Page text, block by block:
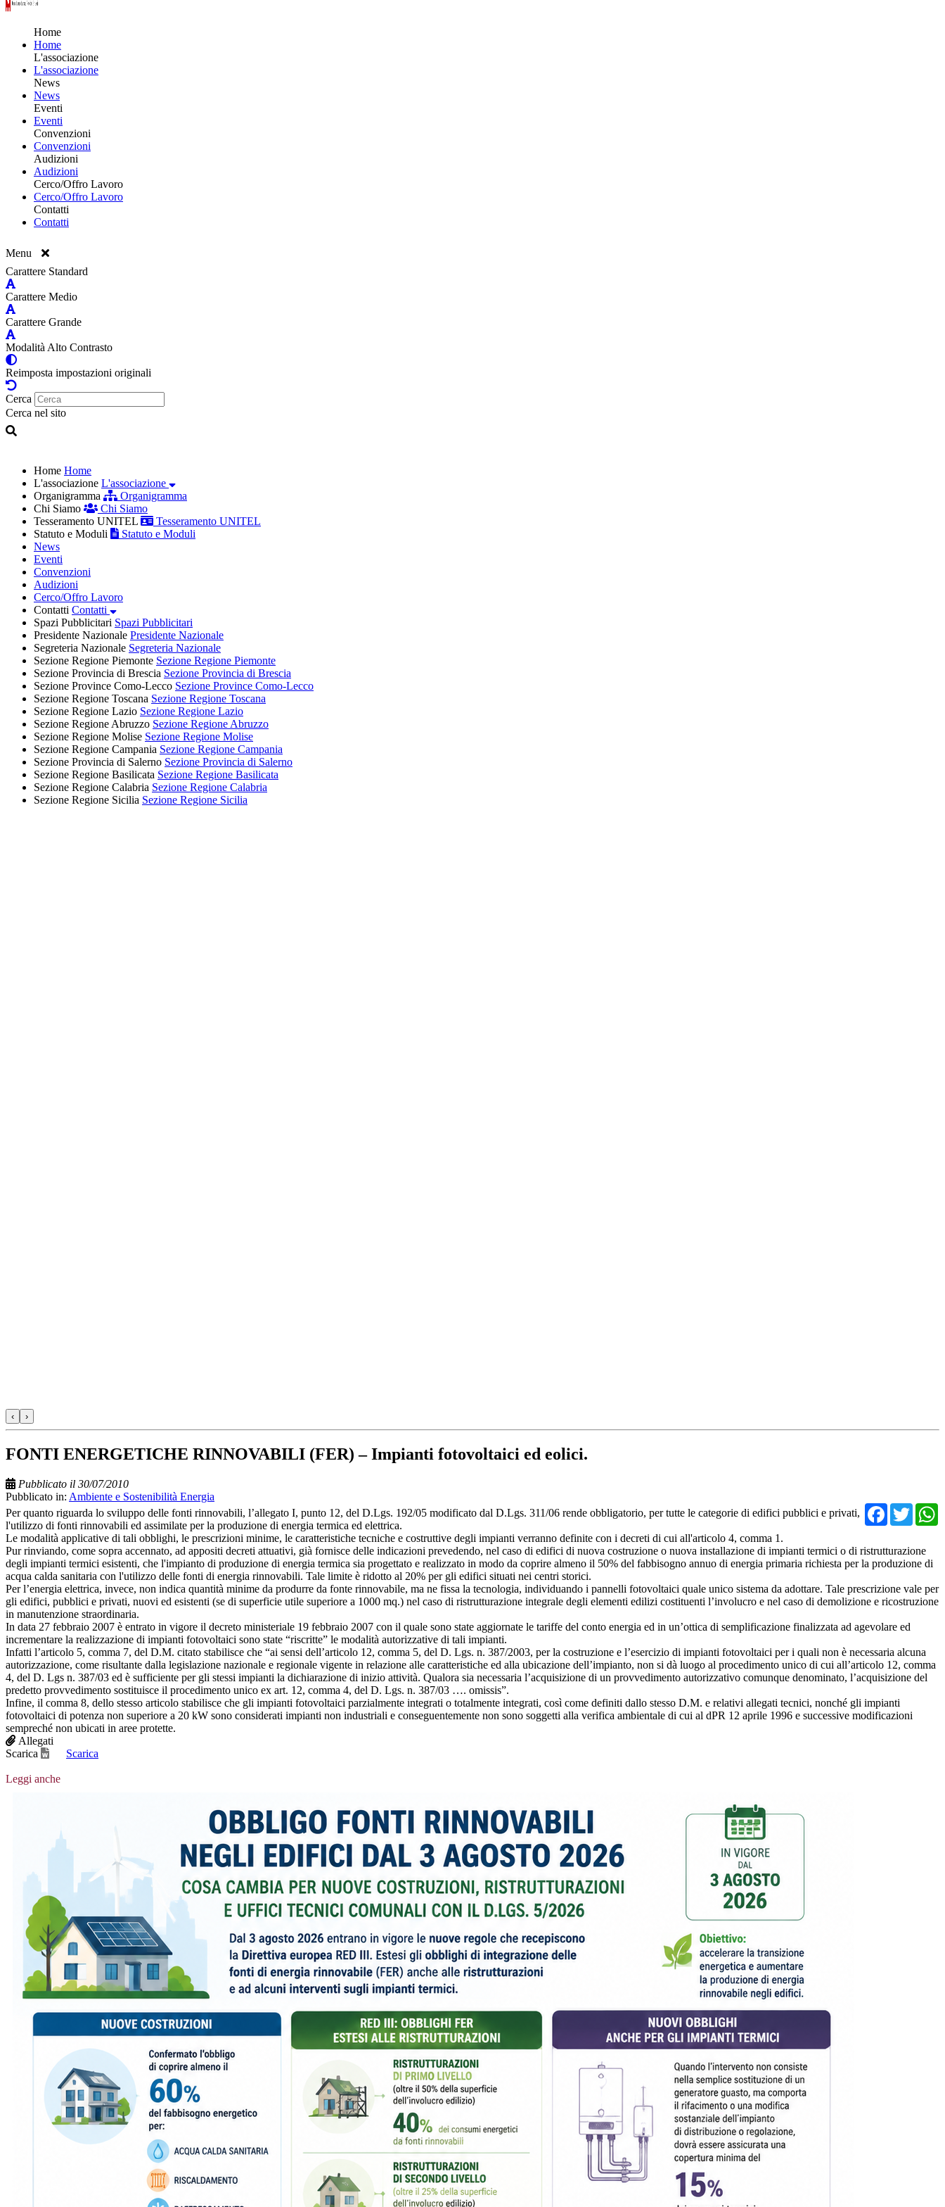
Home
Home
L'associazione
L'associazione
News
News
Eventi
Eventi
Convenzioni
Convenzioni
Audizioni
Audizioni
Cerco/Offro Lavoro
Cerco/Offro Lavoro
Contatti
Contatti
Menu
Carattere Standard
Carattere Medio
Carattere Grande
Modalità Alto Contrasto
Reimposta impostazioni originali
Cerca
Cerca nel sito
Home Home
L'associazione L'associazione
Organigramma
Organigramma
Chi Siamo
Chi Siamo
Tesseramento UNITEL
Tesseramento UNITEL
Statuto e Moduli
Statuto e Moduli
News
Eventi
Convenzioni
Audizioni
Cerco/Offro Lavoro
Contatti Contatti
Spazi Pubblicitari Spazi Pubblicitari
Presidente Nazionale Presidente Nazionale
Segreteria Nazionale Segreteria Nazionale
Sezione Regione Piemonte Sezione Regione Piemonte
Sezione Provincia di Brescia Sezione Provincia di Brescia
Sezione Province Como-Lecco Sezione Province Como-Lecco
Sezione Regione Toscana Sezione Regione Toscana
Sezione Regione Lazio Sezione Regione Lazio
Sezione Regione Abruzzo Sezione Regione Abruzzo
Sezione Regione Molise Sezione Regione Molise
Sezione Regione Campania Sezione Regione Campania
Sezione Provincia di Salerno Sezione Provincia di Salerno
Sezione Regione Basilicata Sezione Regione Basilicata
Sezione Regione Calabria Sezione Regione Calabria
Sezione Regione Sicilia Sezione Regione Sicilia
‹ ›
FONTI ENERGETICHE RINNOVABILI (FER) – Impianti fotovoltaici ed eolici.
Pubblicato il 30/07/2010
Pubblicato in: Ambiente e Sostenibilità Energia
Per quanto riguarda lo sviluppo delle fonti rinnovabili, l’allegato I, punto 12, del D.Lgs. 192/05 modificato dal D.Lgs. 311/06 rende obbligatorio, per tutte le categorie di edifici pubblici e privati,
l'utilizzo di fonti rinnovabili ed assimilate per la produzione di energia termica ed elettrica.
Le modalità applicative di tali obblighi, le prescrizioni minime, le caratteristiche tecniche e costruttive degli impianti verranno definite con i decreti di cui all'articolo 4, comma 1.
Pur rinviando, come sopra accennato, ad appositi decreti attuativi, già fornisce delle indicazioni prevedendo, nel caso di edifici di nuova costruzione o nuova installazione di impianti termici o di ristrutturazione
degli impianti termici esistenti, che l'impianto di produzione di energia termica sia progettato e realizzato in modo da coprire almeno il 50% del fabbisogno annuo di energia primaria richiesta per la produzione di
acqua calda sanitaria con l'utilizzo delle fonti di energia rinnovabili. Tale limite è ridotto al 20% per gli edifici situati nei centri storici.
Per l’energia elettrica, invece, non indica quantità minime da produrre da fonte rinnovabile, ma ne fissa la tecnologia, individuando i pannelli fotovoltaici quale unico sistema da adottare. Tale prescrizione vale per
gli edifici, pubblici e privati, nuovi ed esistenti (se di superficie utile superiore a 1000 mq.) nel caso di ristrutturazione integrale degli elementi edilizi costituenti l’involucro e nel caso di demolizione e ricostruzione
in manutenzione straordinaria.
In data 27 febbraio 2007 è entrato in vigore il decreto ministeriale 19 febbraio 2007 con il quale sono state aggiornate le tariffe del conto energia ed in un’ottica di semplificazione finalizzata ad agevolare ed
incrementare la realizzazione di impianti fotovoltaici sono state “riscritte” le modalità autorizzative di tali impianti.
Infatti l’articolo 5, comma 7, del D.M. citato stabilisce che “ai sensi dell’articolo 12, comma 5, del D. Lgs. n. 387/2003, per la costruzione e l’esercizio di impianti fotovoltaici per i quali non è necessaria alcuna
autorizzazione, come risultante dalla legislazione nazionale e regionale vigente in relazione alle caratteristiche ed alla ubicazione dell’impianto, non si dà luogo al procedimento unico di cui all’articolo 12, comma
4, del D. Lgs n. 387/03 ed è sufficiente per gli stessi impianti la dichiarazione di inizio attività. Qualora sia necessaria l’acquisizione di un provvedimento autorizzativo comunque denominato, l’acquisizione del
predetto provvedimento sostituisce il procedimento unico ex art. 12, comma 4, del D. Lgs. n. 387/03 …. omissis”.
Infine, il comma 8, dello stesso articolo stabilisce che gli impianti fotovoltaici parzialmente integrati o totalmente integrati, così come definiti dallo stesso D.M. e relativi allegati tecnici, nonché gli impianti
fotovoltaici di potenza non superiore a 20 kW sono considerati impianti non industriali e conseguentemente non sono soggetti alla verifica ambientale di cui al dPR 12 aprile 1996 e successive modificazioni
sempreché non ubicati in aree protette.
Allegati
Scarica
Scarica
Leggi anche